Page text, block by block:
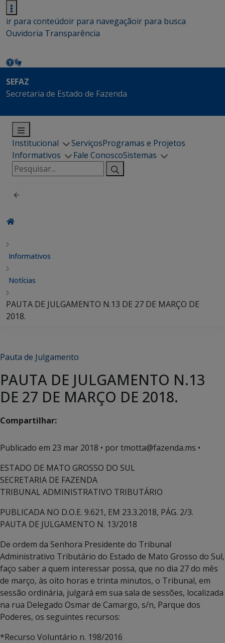
ir para conteúdoir para navegaçãoir para busca
Ouvidoria Transparência
SEFAZ
Secretaria de Estado de Fazenda
Institucional ServiçosProgramas e Projetos
Informativos
Fale ConoscoSistemas
Pesquisar
por:
Informativos
Notícias
PAUTA DE JULGAMENTO N.13 DE 27 DE MARÇO DE
2018.
Pauta de Julgamento
PAUTA DE JULGAMENTO N.13
DE 27 DE MARÇO DE 2018.
Compartilhar:
Publicado em 23 mar 2018 • por tmotta@fazenda.ms •
ESTADO DE MATO GROSSO DO SUL
SECRETARIA DE FAZENDA
TRIBUNAL ADMINISTRATIVO TRIBUTÁRIO
PUBLICADA NO D.O.E. 9.621, EM 23.3.2018, PÁG. 2/3.
PAUTA DE JULGAMENTO N. 13/2018
De ordem da Senhora Presidente do Tribunal
Administrativo Tributário do Estado de Mato Grosso do Sul,
faço saber a quem interessar possa, que no dia 27 do mês
de março, às oito horas e trinta minutos, o Tribunal, em
sessão ordinária, julgará em sua sala de sessões, localizada
na rua Delegado Osmar de Camargo, s/n, Parque dos
Poderes, os seguintes recursos:
*Recurso Voluntário n. 198/2016